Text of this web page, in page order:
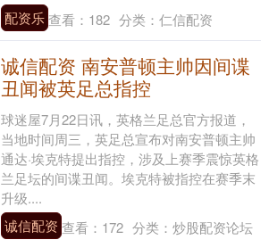
配资乐查看： 182 分类： 仁信配资
诚信配资 南安普顿主帅因间谍
丑闻被英足总指控
球迷屋7月22日讯，英格兰足总官方报道，
当地时间周三，英足总宣布对南安普顿主帅
通达·埃克特提出指控，涉及上赛季震惊英格
兰足坛的间谍丑闻。埃克特被指控在赛季末
升级....
诚信配资 查看： 172 分类： 炒股配资论坛